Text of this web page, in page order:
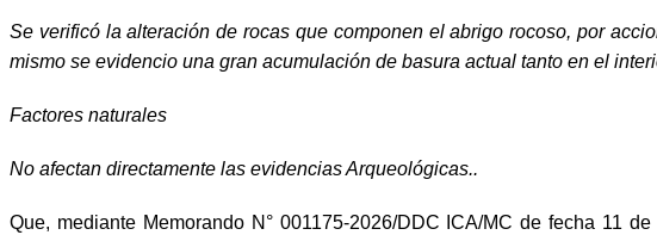
Se verificó la alteración de rocas que componen el abrigo rocoso, por
mismo se evidencio una gran acumulación de basura actual tanto en el
Factores naturales
No afectan directamente las evidencias Arqueológicas..
Que, mediante Memorando N° 001175-2026/DDC ICA/MC de fecha 11